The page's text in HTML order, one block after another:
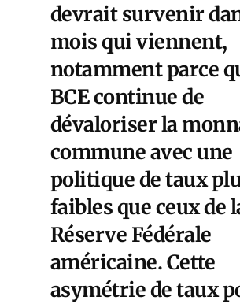
devrait survenir
mois qui viennent,
notamment parce
BCE continue de
dévaloriser la
commune avec une
politique de taux
faibles que ceux de
Réserve Fédérale
américaine. Cette
asymétrie de taux